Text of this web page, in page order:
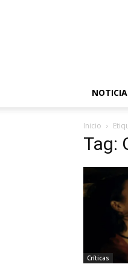
Inicio
Tag:
Críticas